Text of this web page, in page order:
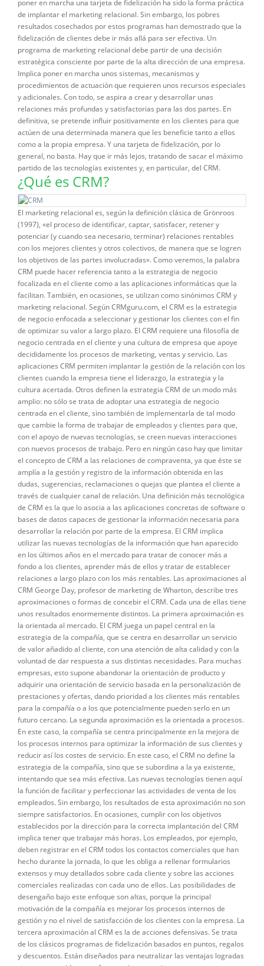
¿Qué es CRM?
El marketing relacional es, según la definición clásica de Grönroos
(1997), «el proceso de identificar, captar, satisfacer, retener y
potenciar (y cuando sea necesario, terminar) relaciones rentables
con los mejores clientes y otros colectivos, de manera que se logren
los objetivos de las partes involucradas». Como veremos, la palabra
CRM puede hacer referencia tanto a la estrategia de negocio
focalizada en el cliente como a las aplicaciones informáticas que la
facilitan. También, en ocasiones, se utilizan como sinónimos CRM y
marketing relacional. Según CRMguru.com, el CRM es la estrategia
de negocio enfocada a seleccionar y gestionar los clientes con el fin
de optimizar su valor a largo plazo. El CRM requiere una filosofía de
negocio centrada en el cliente y una cultura de empresa que apoye
decididamente los procesos de marketing, ventas y servicio. Las
aplicaciones CRM permiten implantar la gestión de la relación con los
clientes cuando la empresa tiene el liderazgo, la estrategia y la
cultura acertada. Otros definen la estrategia CRM de un modo más
amplio: no sólo se trata de adoptar una estrategia de negocio
centrada en el cliente, sino también de implementarla de tal modo
que cambie la forma de trabajar de empleados y clientes para que,
con el apoyo de nuevas tecnologías, se creen nuevas interacciones
con nuevos procesos de trabajo. Pero en ningún caso hay que limitar
el concepto de CRM a las relaciones de compraventa, ya que éste se
amplía a la gestión y registro de la información obtenida en las
dudas, sugerencias, reclamaciones o quejas que plantea el cliente a
través de cualquier canal de relación. Una definición más tecnológica
de CRM es la que lo asocia a las aplicaciones concretas de software o
bases de datos capaces de gestionar la información necesaria para
desarrollar la relación por parte de la empresa. El CRM implica
utilizar las nuevas tecnologías de la información que han aparecido
en los últimos años en el mercado para tratar de conocer más a
fondo a los clientes, aprender más de ellos y tratar de establecer
relaciones a largo plazo con los más rentables. Las aproximaciones al
CRM George Day, profesor de marketing de Wharton, describe tres
aproximaciones o formas de concebir el CRM. Cada una de ellas tiene
unos resultados enormemente distintos. La primera aproximación es
la orientada al mercado. El CRM juega un papel central en la
estrategia de la compañía, que se centra en desarrollar un servicio
de valor añadido al cliente, con una atención de alta calidad y con la
voluntad de dar respuesta a sus distintas necesidades. Para muchas
empresas, esto supone abandonar la orientación de producto y
adquirir una orientación de servicio basada en la personalización de
prestaciones y ofertas, dando prioridad a los clientes más rentables
para la compañía o a los que potencialmente pueden serlo en un
futuro cercano. La segunda aproximación es la orientada a procesos.
En este caso, la compañía se centra principalmente en la mejora de
los procesos internos para optimizar la información de sus clientes y
reducir así los costes de servicio. En este caso, el CRM no define la
estrategia de la compañía, sino que se subordina a la ya existente,
intentando que sea más efectiva. Las nuevas tecnologías tienen aquí
la función de facilitar y perfeccionar las actividades de venta de los
empleados. Sin embargo, los resultados de esta aproximación no son
siempre satisfactorios. En ocasiones, cumplir con los objetivos
establecidos por la dirección para la correcta implantación del CRM
implica tener que trabajar más horas. Los empleados, por ejemplo,
deben registrar en el CRM todos los contactos comerciales que han
hecho durante la jornada, lo que les obliga a rellenar formularios
extensos y muy detallados sobre cada cliente y sobre las acciones
comerciales realizadas con cada uno de ellos. Las posibilidades de
desengaño bajo este enfoque son altas, porque la principal
motivación de la compañía es mejorar los procesos internos de
gestión y no el nivel de satisfacción de los clientes con la empresa. La
tercera aproximación al CRM es la de acciones defensivas. Se trata
de los clásicos programas de fidelización basados en puntos, regalos
y descuentos. Están diseñados para neutralizar las ventajas logradas